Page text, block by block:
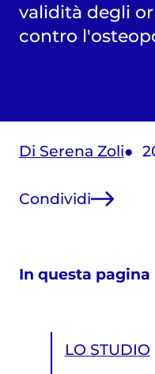
validità degli
contro
Di Serena Zoli
Condividi
In questa pagina
LO STUDIO